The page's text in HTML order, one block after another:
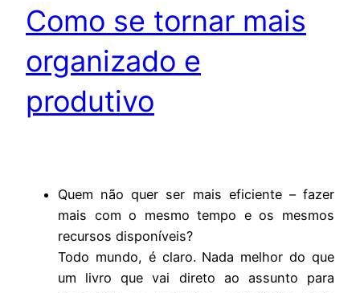
Como se tornar mais
organizado e
produtivo
Quem não quer ser mais eficiente – fazer
mais com o mesmo tempo e os mesmos
recursos disponíveis?
Todo mundo, é claro. Nada melhor do que
um livro que vai direto ao assunto para